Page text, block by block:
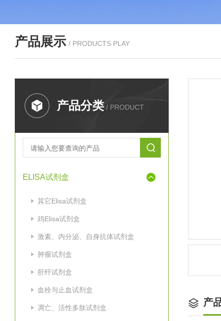
产品展示 / PRODUCTS PLAY
产品分类 / PRODUCT
ELISA试剂盒
其它Elisa试剂盒
鸡Elisa试剂盒
激素、内分泌、自身抗体试剂盒
肿瘤试剂盒
肝纤试剂盒
血栓与止血试剂盒
凋亡、活性多肽试剂盒 产